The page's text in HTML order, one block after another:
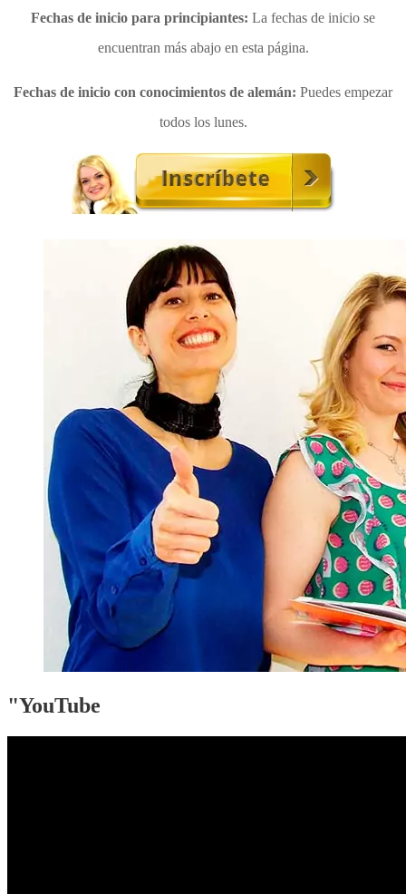
Fechas de inicio para principiantes: La fechas de inicio se
encuentran más abajo en esta página.
Fechas de inicio con conocimientos de alemán: Puedes empezar
todos los lunes.
"YouTube